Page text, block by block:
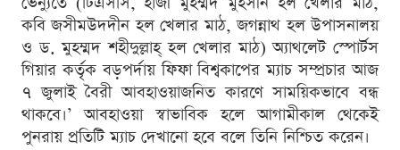
কবি জসীমউদদীন হল খেলার মাঠ, জগন্নাথ হল উপাসনালয়
ও ড. মুহম্মদ শহীদুল্লাহ্ হল খেলার মাঠ) অ্যাথলেট স্পোর্টস
গিয়ার কর্তৃক বড়পর্দায় ফিফা বিশ্বকাপের ম্যাচ সম্প্রচার আজ
৭ জুলাই বৈরী আবহাওয়াজনিত কারণে সাময়িকভাবে বন্ধ
থাকবে।’ আবহাওয়া স্বাভাবিক হলে আগামীকাল থেকেই
পুনরায় প্রতিটি ম্যাচ দেখানো হবে বলে তিনি নিশ্চিত করেন।